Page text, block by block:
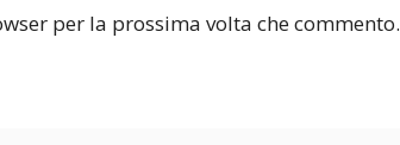
per la prossima volta che commento.